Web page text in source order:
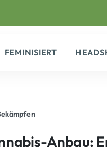
FEMINISIERT
Anbau: